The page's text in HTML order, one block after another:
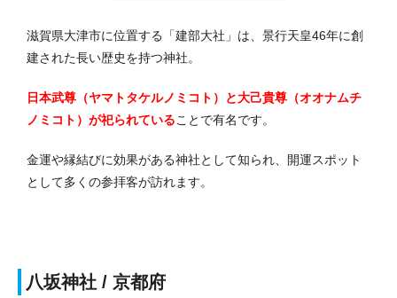
滋賀県大津市に位置する「建部大社」は、景行天皇46年に創
建された長い歴史を持つ神社。
日本武尊（ヤマトタケルノミコト）と大己貴尊（オオナムチ
ノミコト）が祀られていることで有名です。
金運や縁結びに効果がある神社として知られ、開運スポット
として多くの参拝客が訪れます。
八坂神社 / 京都府